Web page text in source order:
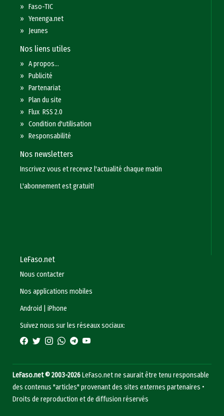
»Faso-TIC
»Yenenga.net
» Jeunes
Nos liens utiles
»A propos...
»Publicité
»Partenariat
»Plan du site
»Flux RSS 2.0
»Condition d'utilisation
»Responsabilité
Nos newsletters
Inscrivez vous et recevez l'actualité chaque matin
L'abonnement est gratuit!
LeFaso.net
Nous contacter
Nos applications mobiles
Android
|iPhone
Suivez nous sur les réseaux sociaux:
LeFaso.net © 2003-2026LeFaso.net ne saurait être tenu responsable
des contenus "articles" provenant des sites externes partenaires •
Droits de reproduction et de diffusion réservés